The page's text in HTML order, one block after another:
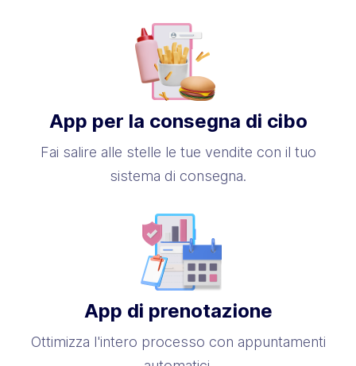
App per la consegna di cibo
Fai salire alle stelle le tue vendite con il tuo
sistema di consegna.
App di prenotazione
Ottimizza l'intero processo con appuntamenti